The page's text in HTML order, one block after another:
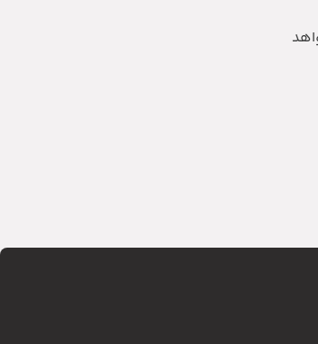
خواهد